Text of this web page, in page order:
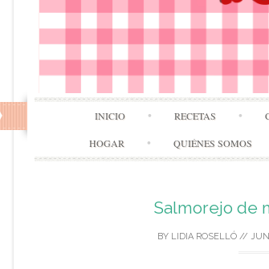
INICIO RECETAS
HOGAR QUIÉNES SOMOS
Salmorejo de
BY LIDIA ROSELLÓ//